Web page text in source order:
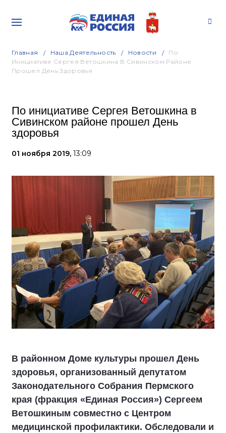
Главная Наша Деятельность Новости
По
Инициативе Сергея Ветошкина В Сивинском Районе
Прошел День Здоровья
По инициативе Сергея Ветошкина в
Сивинском районе прошел День
здоровья
01 ноября 2019, 13:09
В районном Доме культуры прошел День
здоровья, организованный депутатом
Законодательного Собрания Пермского
края (фракция «Единая Россия») Сергеем
Ветошкиным совместно с Центром
медицинской профилактики. Обследовали и